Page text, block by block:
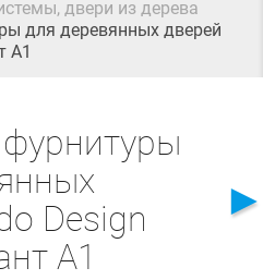
двери из дерева
для деревянных дверей
А1
Design
А1